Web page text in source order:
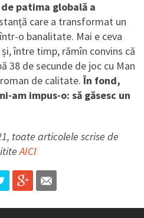
patima globală a
care a transformat un
o banalitate. Mai e ceva
între timp, rămîn convins că
38 de secunde de joc cu Man
de calitate.În fond,
am impus-o: să găsesc un
toate articolele scrise de
AICI